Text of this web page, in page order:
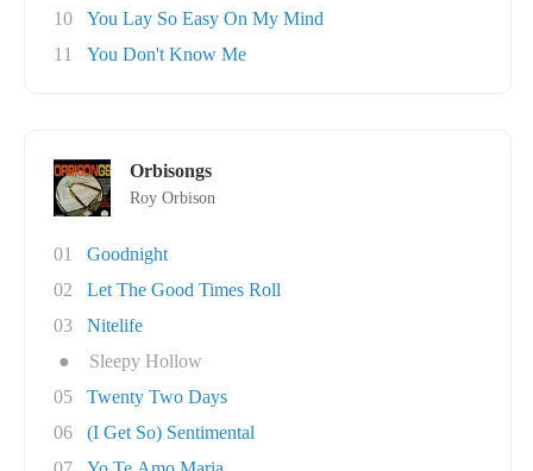
10
You Lay So Easy On My Mind
11
You Don't Know Me
Orbisongs
Roy Orbison
01
Goodnight
02
Let The Good Times Roll
03
Nitelife
●
Sleepy Hollow
05
Twenty Two Days
06
(I Get So) Sentimental